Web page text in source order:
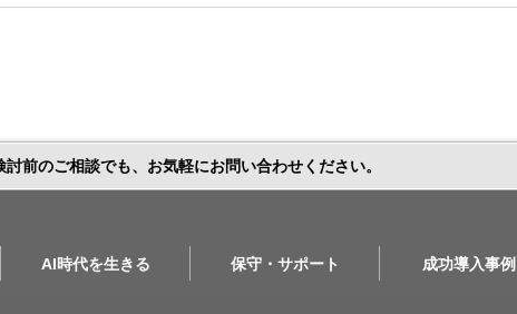
討前のご相談でも、お気軽にお問い合わせください。
AI時代を生きる 保守・サポート 成功導入事例